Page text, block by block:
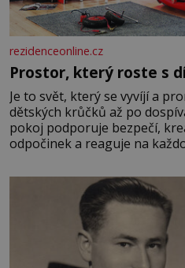
rezidenceonline.cz
Prostor, který roste s
Je to svět, který se vyvíjí a
dětských krůčků až po
pokoj podporuje bezpečí,
odpočinek a reaguje na
měkkost a bezpečí, proto by
především klidně a útulně.